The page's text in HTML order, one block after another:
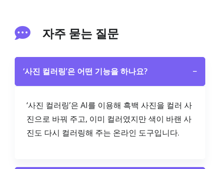
자주 묻는 질문
‘사진 컬러링’은 어떤 기능을 하나요? −
‘사진 컬러링’은 AI를 이용해 흑백 사진을 컬러 사
진으로 바꿔 주고, 이미 컬러였지만 색이 바랜 사
진도 다시 컬러링해 주는 온라인 도구입니다.